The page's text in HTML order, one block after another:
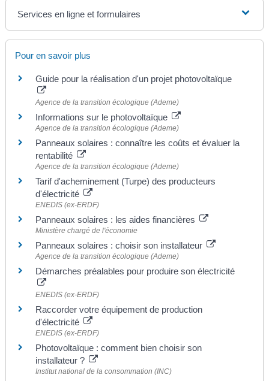
Services en ligne et formulaires
Pour en savoir plus
Guide pour la réalisation d'un projet photovoltaïque
Agence de la transition écologique (Ademe)
Informations sur le photovoltaïque
Agence de la transition écologique (Ademe)
Panneaux solaires : connaître les coûts et évaluer la
rentabilité
Agence de la transition écologique (Ademe)
Tarif d'acheminement (Turpe) des producteurs
d'électricité
ENEDIS (ex-ERDF)
Panneaux solaires : les aides financières
Ministère chargé de l'économie
Panneaux solaires : choisir son installateur
Agence de la transition écologique (Ademe)
Démarches préalables pour produire son électricité
ENEDIS (ex-ERDF)
Raccorder votre équipement de production
d'électricité
ENEDIS (ex-ERDF)
Photovoltaïque : comment bien choisir son
installateur ?
Institut national de la consommation (INC)